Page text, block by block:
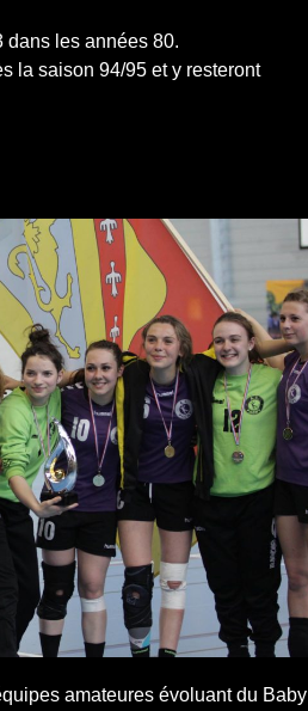
dans les années 80.
la saison 94/95 et y resteront
amateures évoluant du Baby